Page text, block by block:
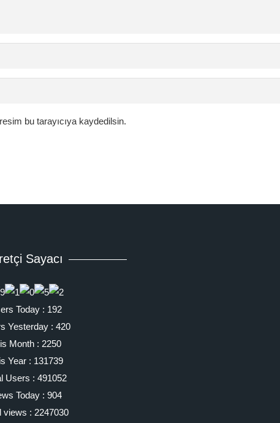
bu tarayıcıya kaydedilsin.
Sayacı
Today : 192
Yesterday : 420
Month : 2250
Year : 131739
Users : 491052
Today : 904
views : 2247030